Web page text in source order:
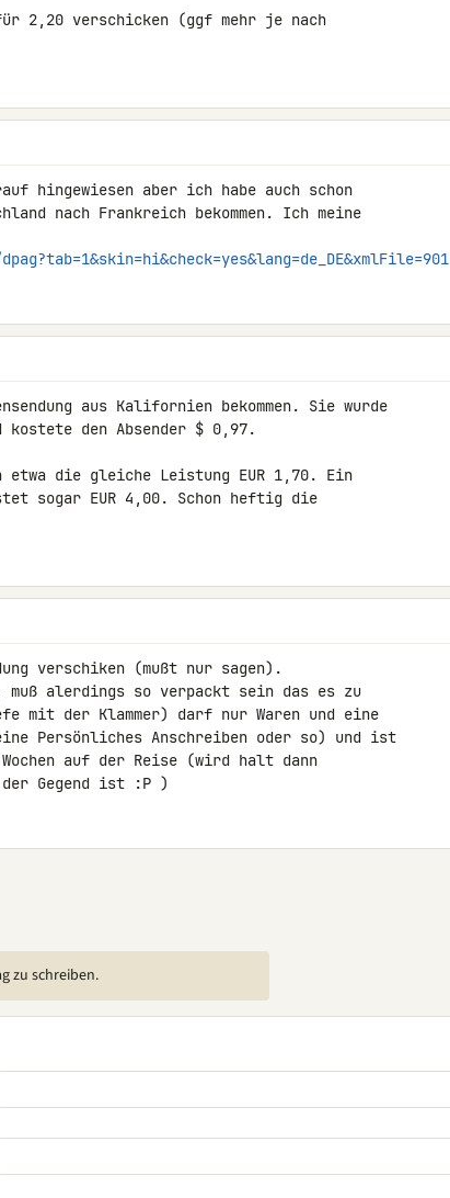
2,20 verschicken (ggf mehr je nach
hingewiesen aber ich habe auch schon
nach Frankreich bekommen. Ich meine
aus Kalifornien bekommen. Sie wurde
den Absender $ 0,97.
die gleiche Leistung EUR 1,70. Ein
sogar EUR 4,00. Schon heftig die
verschiken (mußt nur sagen).
muß alerdings so verpackt sein das es zu
der Klammer) darf nur Waren und eine
Persönliches Anschreiben oder so) und ist
auf der Reise (wird halt dann
der Gegend ist :P )
zu schreiben.